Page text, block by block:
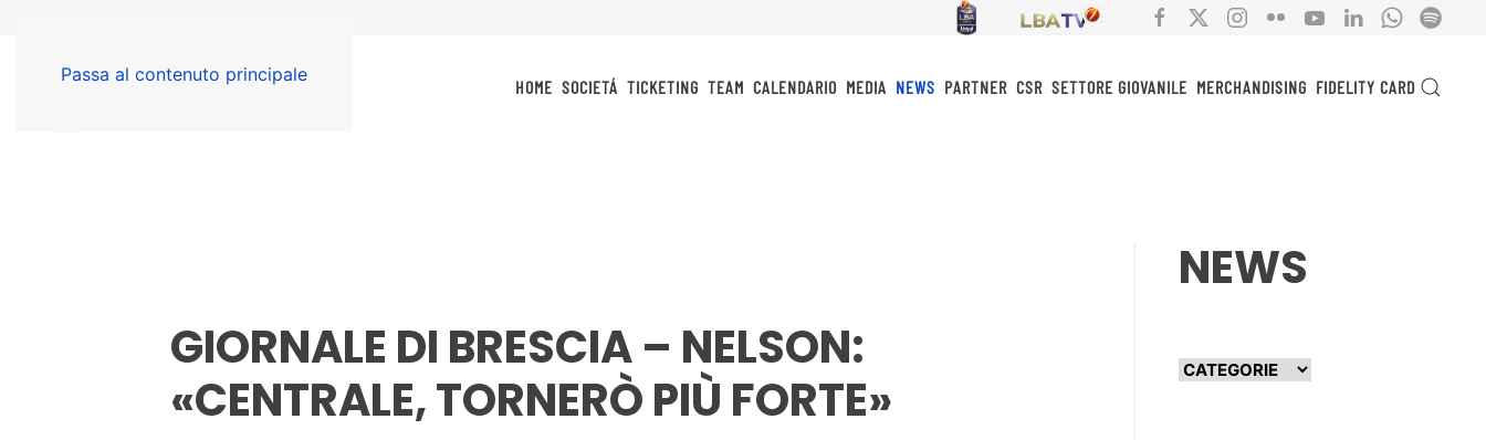
Passa al contenuto principale
HOME SOCIETÁ TICKETING TEAM CALENDARIO MEDIA NEWS PARTNER CSR SETTORE GIOVANILE MERCHANDISING FIDELITY CARD
GIORNALE DI BRESCIA – NELSON:
«CENTRALE, TORNERÒ PIÙ FORTE»
NEWS